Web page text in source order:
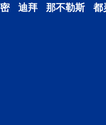
迪拜 那不勒斯 都